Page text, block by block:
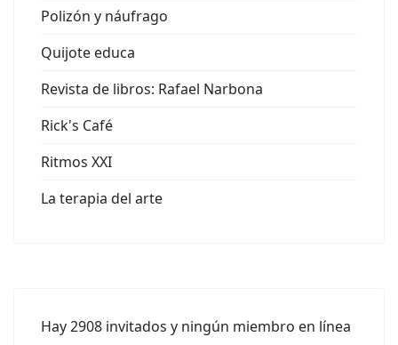
Polizón y náufrago
Quijote educa
Revista de libros: Rafael Narbona
Rick's Café
Ritmos XXI
La terapia del arte
Hay 2908 invitados y ningún miembro en línea